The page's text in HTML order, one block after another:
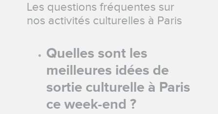
Les questions fréquentes sur
nos activités culturelles à Paris
Quelles sont les
meilleures idées de
sortie culturelle à Paris
ce week-end ?